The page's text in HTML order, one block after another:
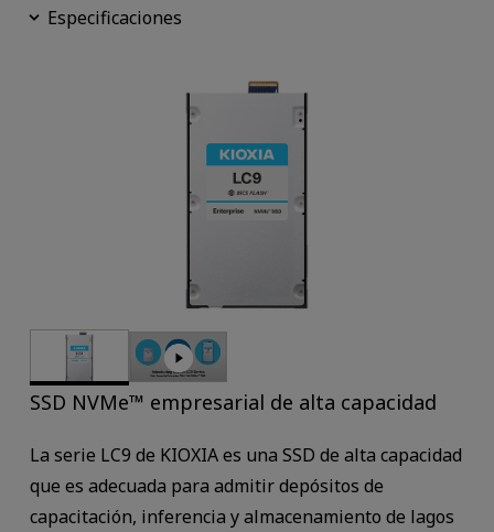
Especificaciones
SSD NVMe™ empresarial de alta capacidad
La serie LC9 de KIOXIA es una SSD de alta capacidad
que es adecuada para admitir depósitos de
capacitación, inferencia y almacenamiento de lagos